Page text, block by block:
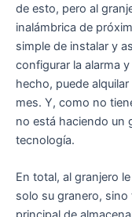
de esto, pero al
inalámbrica de
simple de instalar y
configurar la alarma
hecho, puede
mes. Y, como no
no está haciendo un
tecnología.
En total, al granjero
solo su granero,